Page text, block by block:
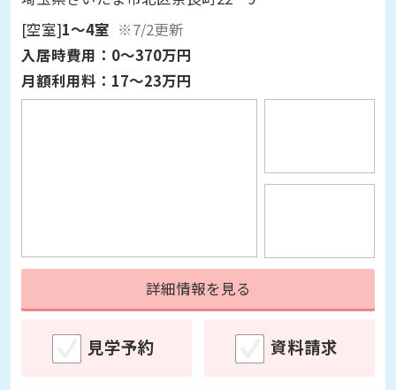
月額利用料： 17～23万円
見学予約